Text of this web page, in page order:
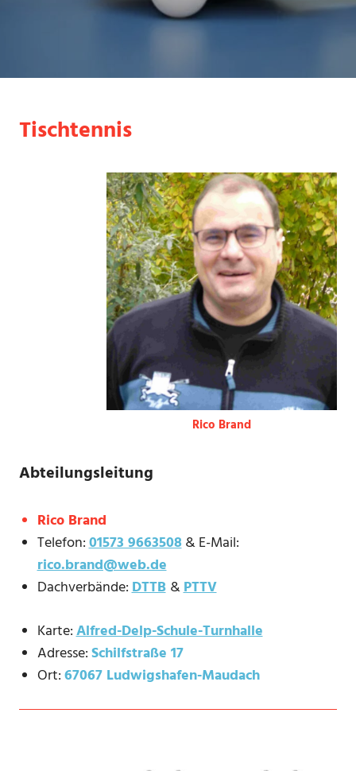
Tischtennis
Rico Brand
Abteilungsleitung
Rico Brand
Telefon:01573 9663508& E-Mail:
rico.brand@web.de
Dachverbände:DTTB &PTTV
Karte:Alfred-Delp-Schule-Turnhalle
Adresse:Schilfstraße 17
Ort:67067 Ludwigshafen-Maudach